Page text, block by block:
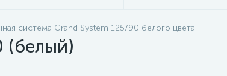
система Grand System 125/90 белого цвета
(белый)